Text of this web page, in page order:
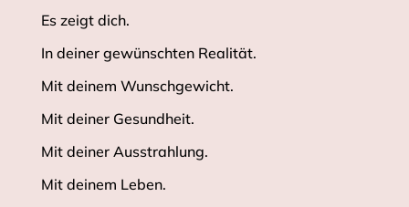
Es zeigt dich.
In deiner gewünschten Realität.
Mit deinem Wunschgewicht.
Mit deiner Gesundheit.
Mit deiner Ausstrahlung.
Mit deinem Leben.